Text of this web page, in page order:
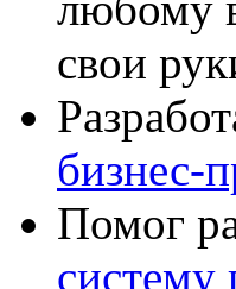
свои
бизнес-
Помог
систему